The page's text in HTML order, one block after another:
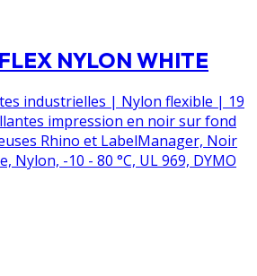
NYLON WHITE
industrielles | Nylon flexible | 19
impression en noir sur fond
Rhino et LabelManager, Noir
Nylon, -10 - 80 °C, UL 969, DYMO